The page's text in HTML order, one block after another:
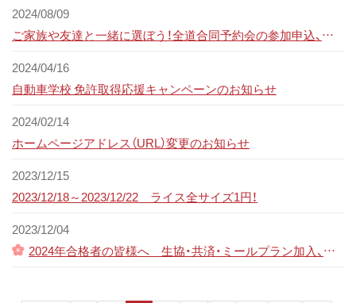
2024/08/09
ご家族や友達と一緒に選ぼう！全道合同予約会の参加申込、受付中！
2024/04/16
自動車学校 免許取得応援キャンペーンのお知らせ
2024/02/14
ホームページアドレス（URL）変更のお知らせ
2023/12/15
2023/12/18～2023/12/22 ライス全サイズ1円！
2023/12/04
2024年合格者の皆様へ 生協・共済・ミールプラン加入、教材（パソコンなど）購入ページオープンいたしました。